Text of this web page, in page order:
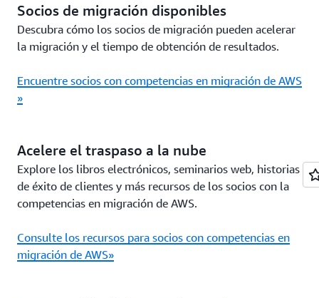
Socios de migración disponibles
Descubra cómo los socios de migración pueden acelerar
la migración y el tiempo de obtención de resultados.
Encuentre socios con competencias en migración de AWS
»
Acelere el traspaso a la nube
Explore los libros electrónicos, seminarios web, historias
de éxito de clientes y más recursos de los socios con la
competencias en migración de AWS.
Consulte los recursos para socios con competencias en
migración de AWS»